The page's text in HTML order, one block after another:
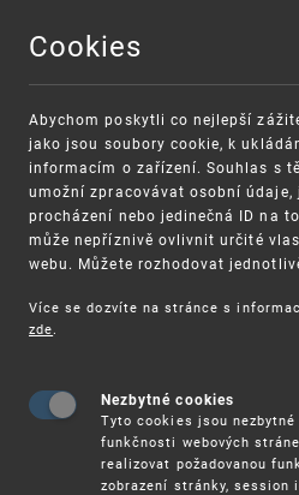
VAROVÁNÍ
Finanční podpora
Cookies
Abychom poskytli co nejlepší
jako jsou soubory cookie, k
informacím o zařízení. Souhlas s
umožní zpracovávat osobní údaje,
procházení nebo jedinečná ID na
může nepříznivě ovlivnit určité
webu. Můžete rozhodovat
Více se dozvíte na stránce s
zde.
Nezbytné cookies
Tyto cookies jsou
funkčnosti webových
realizovat požadovanou
zobrazení stránky, session